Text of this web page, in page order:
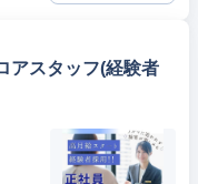
アスタッフ(経験者